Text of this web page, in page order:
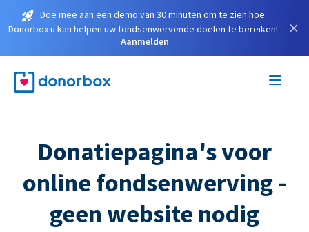
Doe mee aan een demo van 30 minuten om te zien hoe
Donorbox u kan helpen uw fondsenwervende doelen te bereiken!
Aanmelden
×
Donatiepagina's voor
online fondsenwerving -
geen website nodig